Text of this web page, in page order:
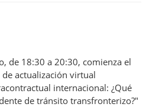
de 18:30 a 20:30, comienza el
actualización virtual
internacional: ¿Qué
de tránsito transfronterizo?"